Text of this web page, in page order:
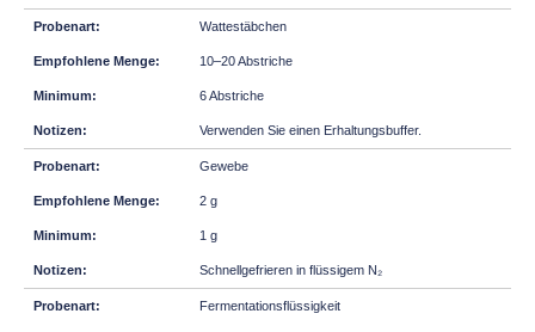
Wattestäbchen
10–20 Abstriche
6 Abstriche
Verwenden Sie einen Erhaltungsbuffer.
Gewebe
2 g
1 g
Schnellgefrieren in flüssigem N₂
Fermentationsflüssigkeit